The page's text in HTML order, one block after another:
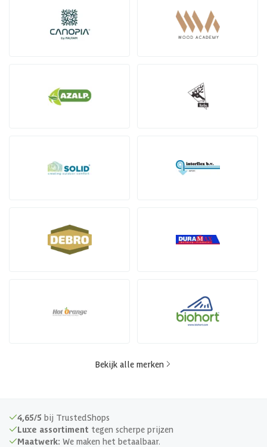
Bekijk alle merken
4,65/5 bij TrustedShops
Luxe assortiment tegen scherpe prijzen
Maatwerk: We maken het betaalbaar.